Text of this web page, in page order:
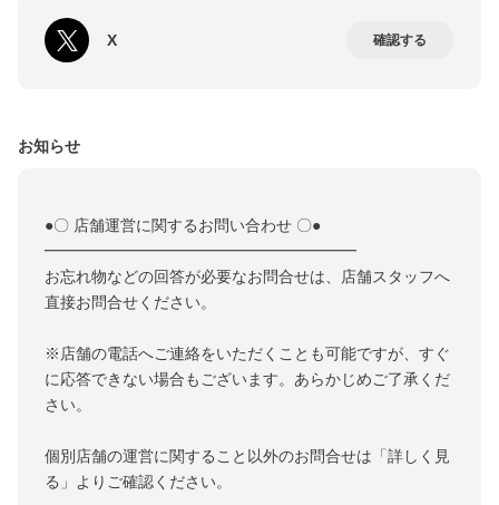
X 確認する
お知らせ
●〇 店舗運営に関するお問い合わせ 〇●
━━━━━━━━━━━━━━━━━━━━
お忘れ物などの回答が必要なお問合せは、店舗スタッフへ
直接お問合せください。
※店舗の電話へご連絡をいただくことも可能ですが、すぐ
に応答できない場合もございます。あらかじめご了承くだ
さい。
個別店舗の運営に関すること以外のお問合せは「詳しく見
る」よりご確認ください。